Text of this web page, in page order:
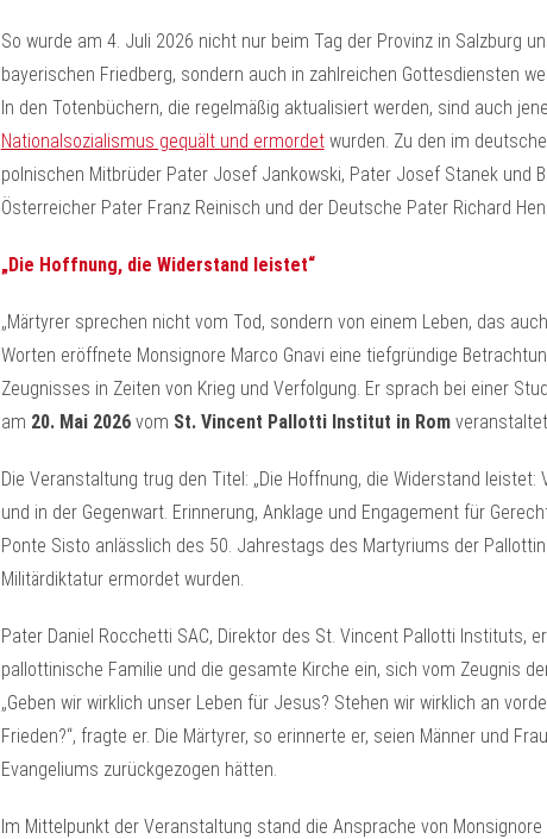
So wurde am 4. Juli 2026 nicht nur beim Tag der Provinz in Salzburg
bayerischen Friedberg, sondern auch in zahlreichen Gottesdiensten
In den Totenbüchern, die regelmäßig aktualisiert werden, sind auch
Nationalsozialismus gequält und ermordetwurden. Zu den im
polnischen Mitbrüder Pater Josef Jankowski, Pater Josef Stanek und
Österreicher Pater Franz Reinisch und der Deutsche Pater Richard
„Die Hoffnung, die Widerstand leistet“
„Märtyrer sprechen nicht vom Tod, sondern von einem Leben, das
Worten eröffnete Monsignore Marco Gnavi eine tiefgründige
Zeugnisses in Zeiten von Krieg und Verfolgung. Er sprach bei einer
am 20. Mai 2026vom St. Vincent Pallotti Institut in Rom
Die Veranstaltung trug den Titel: „Die Hoffnung, die Widerstand
und in der Gegenwart. Erinnerung, Anklage und Engagement für
Ponte Sisto anlässlich des 50. Jahrestags des Martyriums der
Militärdiktatur ermordet wurden.
Pater Daniel Rocchetti SAC, Direktor des St. Vincent Pallotti Instituts,
pallottinische Familie und die gesamte Kirche ein, sich vom Zeugnis
„Geben wir wirklich unser Leben für Jesus? Stehen wir wirklich an
Frieden?“, fragte er. Die Märtyrer, so erinnerte er, seien Männer und
Evangeliums zurückgezogen hätten.
Im Mittelpunkt der Veranstaltung stand die Ansprache von Monsignore